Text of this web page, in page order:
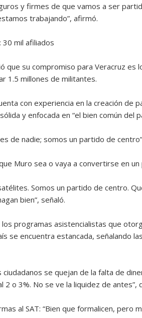
y firmes de que vamos a ser
trabajando”, afirmó.
30 mil afiliados
que su compromiso para Veracruz
1.5 millones de militantes.
con experiencia en la creación de
y enfocada en “el bien común del
de nadie; somos un partido de centro”
Muro sea o vaya a convertirse en
Somos un partido de centro.
bien”, señaló.
programas asistencialistas que
se encuentra estancada, señalando
ciudadanos se quejan de la falta de
2 o 3%. No se ve la liquidez de antes”,
al SAT: “Bien que formalicen, pero